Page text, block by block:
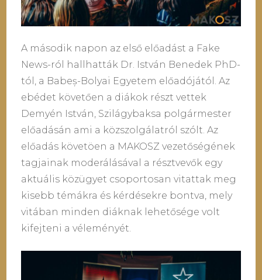
A második napon az első előadást a Fake
News-ról hallhatták Dr. István Benedek PhD-
tól, a Babeș-Bolyai Egyetem előadójától. Az
ebédet követően a diákok részt vettek
Demyén István, Szilágybaksa polgármester
előadásán ami a közszolgálatról szólt. Az
előadás követöen a MAKOSZ vezetőségének
tagjainak moderálásával a résztvevők egy
aktuális közügyet csoportosan vitattak meg
kisebb témákra és kérdésekre bontva, mely
vitában minden diáknak lehetősége volt
kifejteni a véleményét.